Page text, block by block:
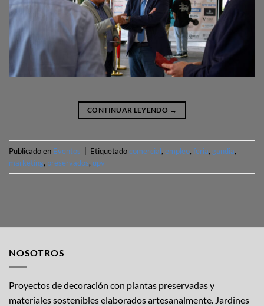
CONTINUAR LEYENDO →
Publicado en Eventos Etiquetadocomercial, empleo, feria, gandia,
marketing, preservados, upv
NOSOTROS
Proyectos de decoración con plantas preservadas y
materiales sostenibles elaborados artesanalmente. Jardines